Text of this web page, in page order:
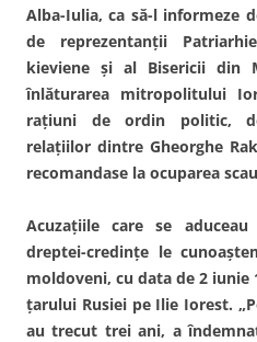
Alba-Iulia, ca să-l informeze
de reprezentanţii
kieviene şi al Bisericii din
înlăturarea mitropolitului
raţiuni de ordin politic,
relaţiilor dintre Gheorghe
recomandase la ocuparea
Acuzaţiile care se
dreptei-credinţe le
moldoveni, cu data de 2 iunie
ţarului Rusiei pe Ilie Iorest.
au trecut trei ani, a